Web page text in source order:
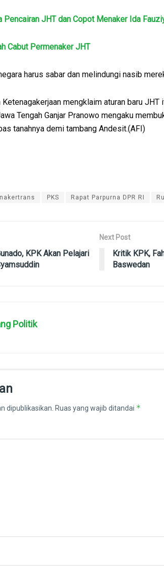
Pencairan JHT dan Copot Menaker Ida
Cabut Permenaker JHT
harus sabar dan melindungi nasib
mengklaim aturan baru JHT
Tengah Ganjar Pranowo mengaku
tanahnya demi tambang Andesit.(AFI)
PKS Rapat Parpurna DPR RI
KPK Akan Pelajari
Next Post
Kritik KPK,
Baswedan
Politik
dipublikasikan. Ruas yang wajib ditandai *